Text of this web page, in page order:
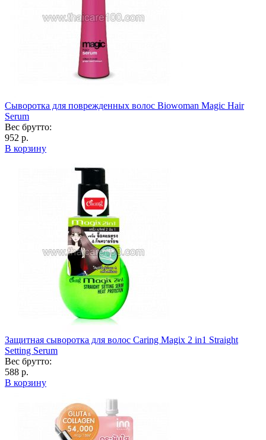
Сыворотка для поврежденных волос Biowoman Magic Hair
Serum
Вес брутто:
952 р.
В корзину
Защитная сыворотка для волос Caring Magix 2 in1 Straight
Setting Serum
Вес брутто:
588 р.
В корзину